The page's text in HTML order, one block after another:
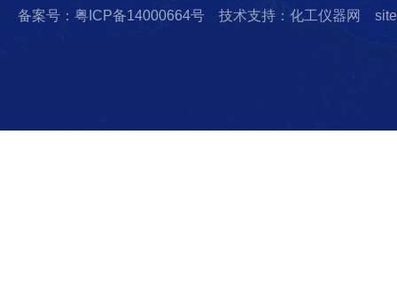
备案号：粤ICP备14000664号 技术支持：化工仪器网